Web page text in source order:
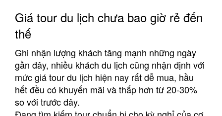
Giá tour du lịch chưa bao giờ rẻ đến
thế
Ghi nhận lượng khách tăng mạnh những ngày
gần đây, nhiều khách du lịch cũng nhận định với
mức giá tour du lịch hiện nay rất dễ mua, hầu
hết đều có khuyến mãi và thấp hơn từ 20-30%
so với trước đây.